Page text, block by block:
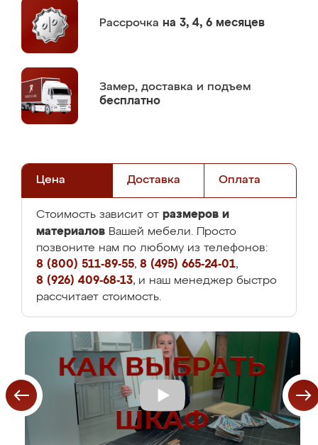
Рассрочка на 3, 4, 6 месяцев
Замер, доставка и подъем
бесплатно
Цена Доставка Оплата
Стоимость зависит от размеров и
материалов Вашей мебели. Просто
позвоните нам по любому из телефонов:
8 (800) 511-89-55, 8 (495) 665-24-01,
8 (926) 409-68-13, и наш менеджер быстро
рассчитает стоимость.